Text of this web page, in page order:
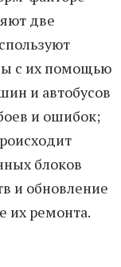
две
с их помощью
и автобусов
и ошибок;
блоков
и обновление
их ремонта.